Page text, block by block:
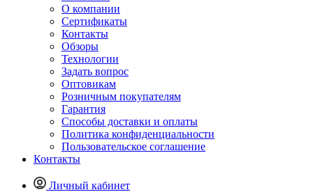
О компании
Сертификаты
Контакты
Обзоры
Технологии
Задать вопрос
Оптовикам
Розничным покупателям
Гарантия
Способы доставки и оплаты
Политика конфиденциальности
Пользовательское соглашение
Контакты
Личный кабинет